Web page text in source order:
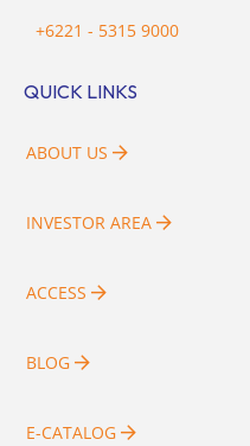
+6221 - 5315 9000
QUICK LINKS
ABOUT US
INVESTOR AREA
ACCESS
BLOG
E-CATALOG